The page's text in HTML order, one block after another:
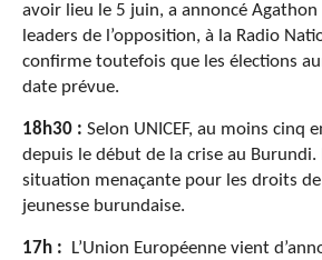
avoir lieu le 5 juin, a annoncé Agathon
leaders de l’opposition, à la Radio
confirme toutefois que les élections
date prévue.
18h30 : Selon UNICEF, au moins cinq
depuis le début de la crise au Burundi.
situation menaçante pour les droits
jeunesse burundaise.
17h : L’Union Européenne vient